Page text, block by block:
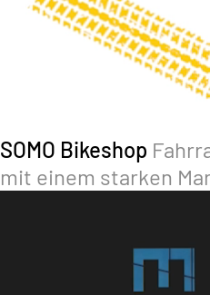
SOMO Bikeshop
mit einem starken